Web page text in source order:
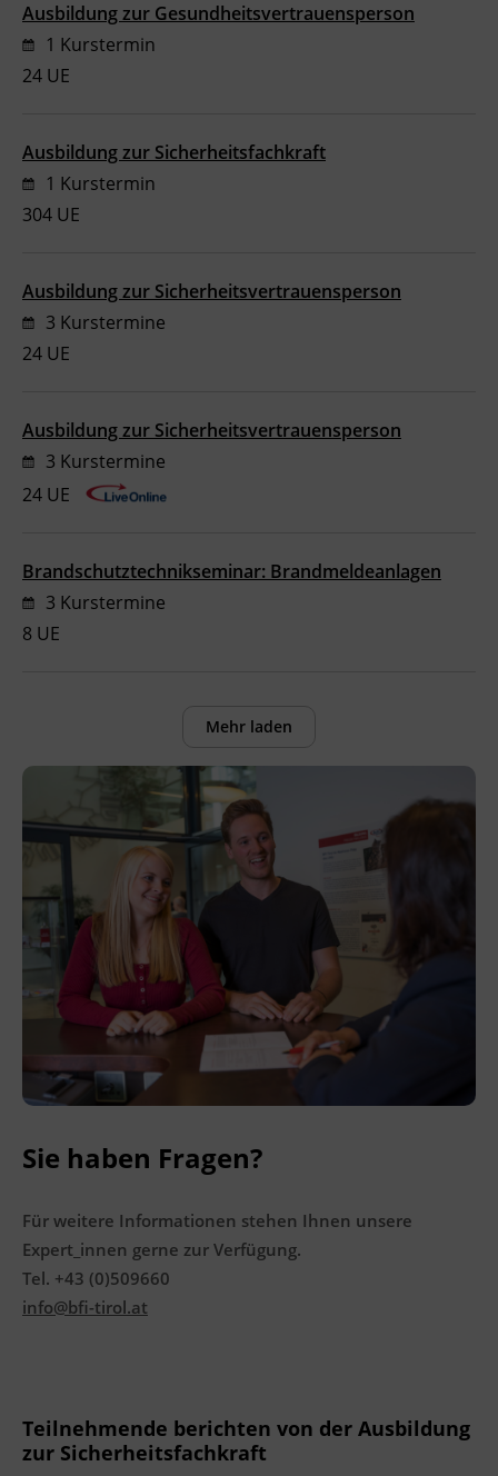
Ausbildung zur Gesundheitsvertrauensperson
1 Kurstermin
24 UE
Ausbildung zur Sicherheitsfachkraft
1 Kurstermin
304 UE
Ausbildung zur Sicherheitsvertrauensperson
3 Kurstermine
24 UE
Ausbildung zur Sicherheitsvertrauensperson
3 Kurstermine
24 UE
Brandschutztechnikseminar: Brandmeldeanlagen
3 Kurstermine
8 UE
Mehr laden
Sie haben Fragen?
Für weitere Informationen stehen Ihnen unsere
Expert_innen gerne zur Verfügung.
Tel. +43 (0)509660
info@bfi-tirol.at
Teilnehmende berichten von der Ausbildung
zur Sicherheitsfachkraft